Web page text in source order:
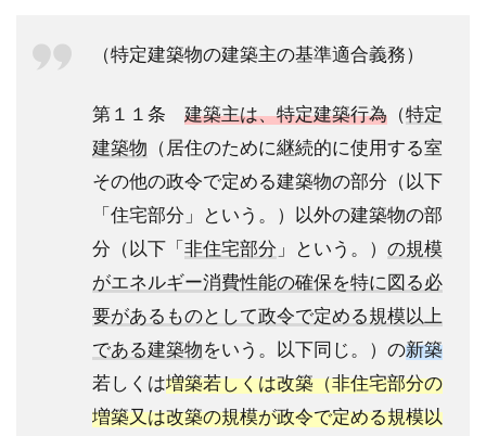
（特定建築物の建築主の基準適合義務）
第１１条 建築主は、特定建築行為 （特定
建築物 （居住のために継続的に使用する室
その他の政令で定める建築物の部分（以下
「住宅部分」という。）以外の建築物の部
分（以下「非住宅部分 」という。） の規模
がエネルギー消費性能の確保を特に図る必
要があるものとして政令で定める規模以上
である建築物をいう。以下同じ。）の新築
若しくは増築若しくは改築（非住宅部分の
増築又は改築の規模が政令で定める規模以